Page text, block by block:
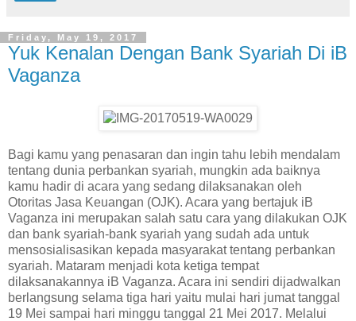
Friday, May 19, 2017
Yuk Kenalan Dengan Bank Syariah Di iB
Vaganza
Bagi kamu yang penasaran dan ingin tahu lebih mendalam
tentang dunia perbankan syariah, mungkin ada baiknya
kamu hadir di acara yang sedang dilaksanakan oleh
Otoritas Jasa Keuangan (OJK). Acara yang bertajuk iB
Vaganza ini merupakan salah satu cara yang dilakukan OJK
dan bank syariah-bank syariah yang sudah ada untuk
mensosialisasikan kepada masyarakat tentang perbankan
syariah. Mataram menjadi kota ketiga tempat
dilaksanakannya iB Vaganza. Acara ini sendiri dijadwalkan
berlangsung selama tiga hari yaitu mulai hari jumat tanggal
19 Mei sampai hari minggu tanggal 21 Mei 2017. Melalui